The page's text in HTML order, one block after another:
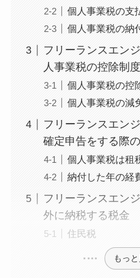
個人事業税の支
個人事業税の納
フリーランスエン
人事業税の控除制
個人事業税の控
個人事業税の減
フリーランスエン
確定申告をする際
個人事業税は租
納付した年の経
フリーランスエン
外に納税する税金
住民税
もっ